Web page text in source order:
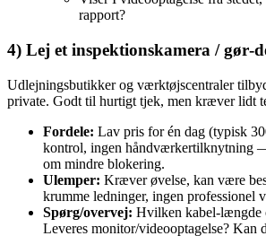
rapport?
4) Lej et inspektionskamera /
Udlejningsbutikker og værktøjscentraler
private. Godt til hurtigt tjek, men kræver lidt
Fordele: Lav pris for én dag (typisk
kontrol, ingen håndværkertilknytning
om mindre blokering.
Ulemper: Kræver øvelse, kan være
krumme ledninger, ingen professionel
Spørg/overvej: Hvilken kabel‑længde
Leveres monitor/videooptagelse? Kan